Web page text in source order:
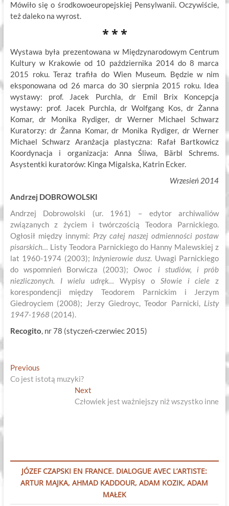
Mówiło się o środkowoeuropejskiej Pensylwanii. Oczywiście,
też daleko na wyrost.
* * *
Wystawa była prezentowana w Międzynarodowym Centrum
Kultury w Krakowie od 10 października 2014 do 8 marca
2015 roku. Teraz trafiła do Wien Museum. Będzie w nim
eksponowana od 26 marca do 30 sierpnia 2015 roku. Idea
wystawy: prof. Jacek Purchla, dr Emil Brix Koncepcja
wystawy: prof. Jacek Purchla, dr Wolfgang Kos, dr Żanna
Komar, dr Monika Rydiger, dr Werner Michael Schwarz
Kuratorzy: dr Żanna Komar, dr Monika Rydiger, dr Werner
Michael Schwarz Aranżacja plastyczna: Rafał Bartkowicz
Koordynacja i organizacja: Anna Śliwa, Bärbl Schrems.
Asystentki kuratorów: Kinga Migalska, Katrin Ecker.
Wrzesień 2014
Andrzej DOBROWOLSKI
Andrzej Dobrowolski (ur. 1961) – edytor archiwaliów
związanych z życiem i twórczością Teodora Parnickiego.
Ogłosił między innymi: Przy całej naszej odmienności postaw
pisarskich… Listy Teodora Parnickiego do Hanny Malewskiej z
lat 1960-1974 (2003); Inżynierowie dusz. Uwagi Parnickiego
do wspomnień Borwicza (2003);Owoc i studiów, i prób
niezliczonych. I wielu udręk… Wypisy o Słowie i ciele z
korespondencji między Teodorem Parnickim i Jerzym
Giedroyciem (2008); Jerzy Giedroyc, Teodor Parnicki, Listy
1947-1968 (2014).
Recogito, nr 78 (styczeń-czerwiec 2015)
Nawigacja
wpisu
PreviousPrevious
post:
Co jest istotą muzyki?
Next
post:
Człowiek jest ważniejszy niż wszystko inne
JÓZEF CZAPSKI EN FRANCE. DIALOGUE AVEC L’ARTISTE:
ARTUR MAJKA, AHMAD KADDOUR, ADAM KOZIK, ADAM
MAŁEK